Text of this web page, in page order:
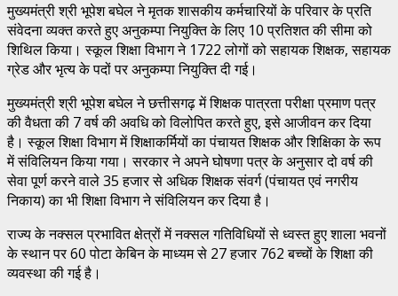
मुख्यमंत्री श्री भूपेश बघेल ने मृतक शासकीय कर्मचारियों के परिवार के प्रति
संवेदना व्यक्त करते हुए अनुकम्पा नियुक्ति के लिए 10 प्रतिशत की सीमा को
शिथिल किया। स्कूल शिक्षा विभाग ने 1722 लोगों को सहायक शिक्षक, सहायक
ग्रेड और भृत्य के पदों पर अनुकम्पा नियुक्ति दी गई।
मुख्यमंत्री श्री भूपेश बघेल ने छत्तीसगढ़ में शिक्षक पात्रता परीक्षा प्रमाण पत्र
की वैधता की 7 वर्ष की अवधि को विलोपित करते हुए, इसे आजीवन कर दिया
है। स्कूल शिक्षा विभाग में शिक्षाकर्मियों का पंचायत शिक्षक और शिक्षिका के रूप
में संविलियन किया गया। सरकार ने अपने घोषणा पत्र के अनुसार दो वर्ष की
सेवा पूर्ण करने वाले 35 हजार से अधिक शिक्षक संवर्ग (पंचायत एवं नगरीय
निकाय) का भी शिक्षा विभाग ने संविलियन कर दिया है।
राज्य के नक्सल प्रभावित क्षेत्रों में नक्सल गतिविधियों से ध्वस्त हुए शाला भवनों
के स्थान पर 60 पोटा केबिन के माध्यम से 27 हजार 762 बच्चों के शिक्षा की
व्यवस्था की गई है।